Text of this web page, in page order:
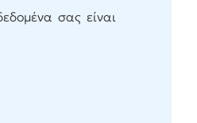
σας είναι